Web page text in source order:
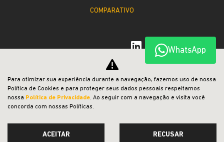
WhatsApp
COMPARATIVO
Desacelere. Seu bem maior é a vida.
Para otimizar sua experiência durante a navegação, fazemos uso de nossa
Política de Cookies e para proteger seus dados pessoais respeitamos
nossa Política de Privacidade. Ao seguir com a navegação e visita você
concorda com nossas Políticas.
ACEITAR RECUSAR